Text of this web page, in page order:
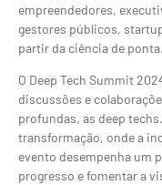
empreendedores,
gestores públicos,
partir da ciência de ponta.
O Deep Tech Summit
discussões e
profundas, as deep
transformação, onde a
evento desempenha um
progresso e fomentar a